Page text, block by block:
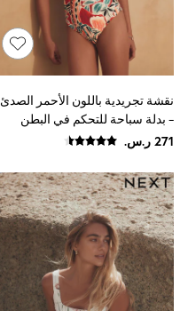
Tops
Leggings
Shorts
Joggers
adidas
Shop All
Shoes
Coats & Jackets
Shirts
Polo Shirts
Shop all
Shoes
Coats & Jackets
Bags
Polo Shirts
Blue
نقشة تجريدية باللون الأحمر الصدئ
- بدلة سباحة للتحكم في البطن
بحواف مُحدَّدة